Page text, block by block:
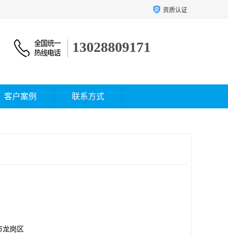
资质认证
13028809171
客户案例 联系方式
龙岗区